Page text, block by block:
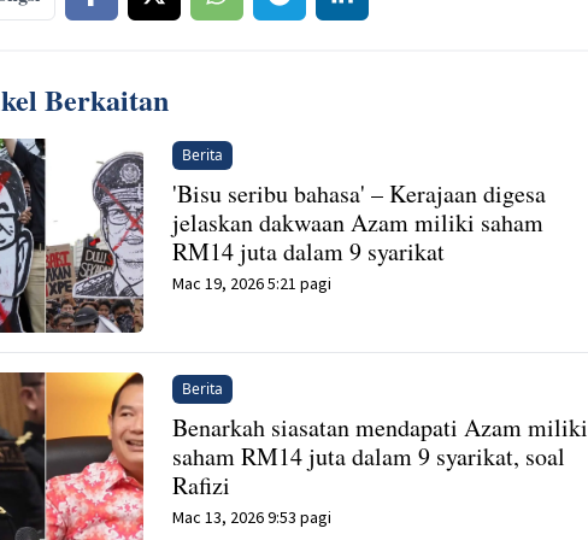
Berkaitan
Berita
'Bisu seribu bahasa' – Kerajaan digesa
jelaskan dakwaan Azam miliki saham
RM14 juta dalam 9 syarikat
Mac 19, 2026 5:21 pagi
Berita
Benarkah siasatan mendapati Azam miliki
saham RM14 juta dalam 9 syarikat, soal
Rafizi
Mac 13, 2026 9:53 pagi